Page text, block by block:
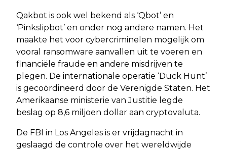
Qakbot is ook wel bekend als ‘Qbot’ en
‘Pinkslipbot’ en onder nog andere namen. Het
maakte het voor cybercriminelen mogelijk om
vooral ransomware aanvallen uit te voeren en
financiële fraude en andere misdrijven te
plegen. De internationale operatie ‘Duck Hunt’
is gecoördineerd door de Verenigde Staten. Het
Amerikaanse ministerie van Justitie legde
beslag op 8,6 miljoen dollar aan cryptovaluta.
De FBI in Los Angeles is er vrijdagnacht in
geslaagd de controle over het wereldwijde